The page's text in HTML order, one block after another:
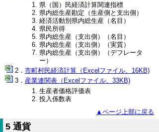
県（国）民経済計算関連指標
県内総生産勘定（生産側と支出側）
経済活動別県内総生産（名目）
県民所得
県内総生産（支出側）（名目）
県内総生産（支出側）（実質）
県内総生産（支出側）（デフレータ
ー）
市町村民経済計算（Excelファイル、16KB)
産業連関表（Excelファイル、33KB)
生産者価格評価表
投入係数表
▲ページ上部に戻る
5 通貨